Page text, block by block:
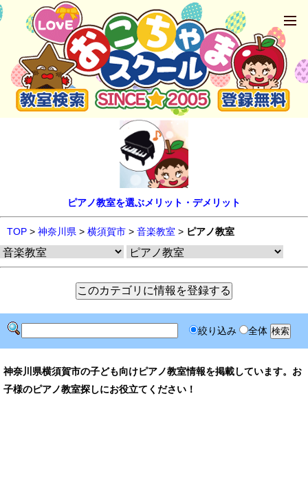
ピアノ教室を選ぶメリット・デメリット
TOP > 神奈川県 > 横須賀市 > 音楽教室 > ピアノ教室
絞り込み 全体
神奈川県横須賀市の子ども向けピアノ教室情報を掲載しています。お
子様のピアノ教室探しにお役立てください！